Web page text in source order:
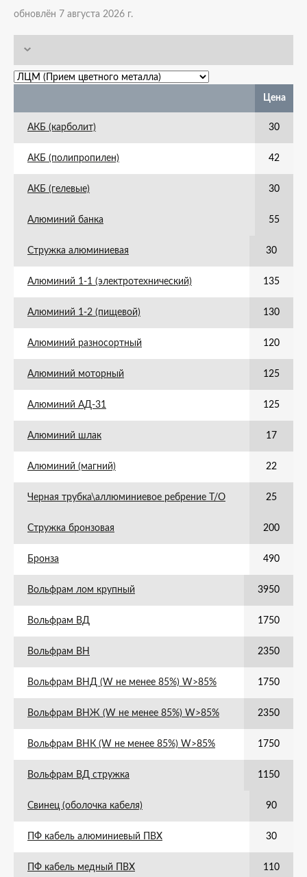
обновлён 7 августа 2026 г.
Цена
АКБ (карболит) 30
АКБ (полипропилен) 42
АКБ (гелевые) 30
Алюминий банка 55
Стружка алюминиевая 30
Алюминий 1-1 (электротехнический) 135
Алюминий 1-2 (пищевой) 130
Алюминий разносортный 120
Алюминий моторный 125
Алюминий АД-31 125
Алюминий шлак 17
Алюминий (магний) 22
Черная трубка\аллюминиевое ребрение Т/О 25
Стружка бронзовая 200
Бронза 490
Вольфрам лом крупный 3950
Вольфрам ВД 1750
Вольфрам ВН 2350
Вольфрам ВНД (W не менее 85%) W>85% 1750
Вольфрам ВНЖ (W не менее 85%) W>85% 2350
Вольфрам ВНК (W не менее 85%) W>85% 1750
Вольфрам ВД стружка 1150
Свинец (оболочка кабеля) 90
ПФ кабель алюминиевый ПВХ 30
ПФ кабель медный ПВХ 110